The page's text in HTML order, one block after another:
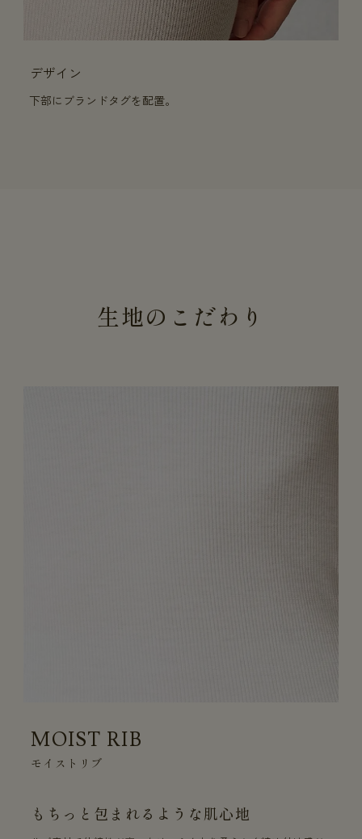
デザイン
下部にブランドタグを配置。
生地のこだわり
MOIST RIB
モイストリブ
もちっと包まれるような肌心地